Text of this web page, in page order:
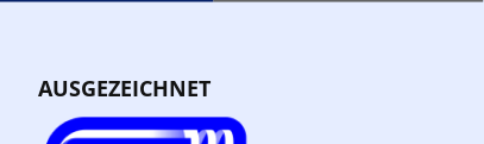
AUSGEZEICHNET